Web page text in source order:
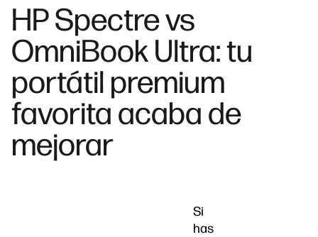
HP Spectre vs
OmniBook Ultra: tu
portátil premium
favorita acaba de
mejorar
Si
has